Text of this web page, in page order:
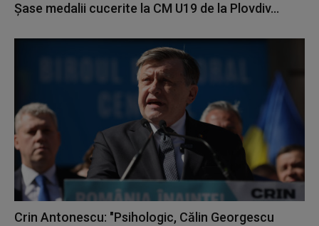
Șase medalii cucerite la CM U19 de la Plovdiv...
Crin Antonescu: "Psihologic, Călin Georgescu